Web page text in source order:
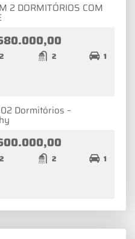
2 DORMITÓRIOS COM
2 2 1
Dormitórios –
2 2 1